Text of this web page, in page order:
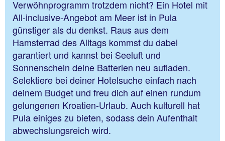
Verwöhnprogramm trotzdem nicht? Ein Hotel mit
All-inclusive-Angebot am Meer ist in Pula
günstiger als du denkst. Raus aus dem
Hamsterrad des Alltags kommst du dabei
garantiert und kannst bei Seeluft und
Sonnenschein deine Batterien neu aufladen.
Selektiere bei deiner Hotelsuche einfach nach
deinem Budget und freu dich auf einen rundum
gelungenen Kroatien-Urlaub. Auch kulturell hat
Pula einiges zu bieten, sodass dein Aufenthalt
abwechslungsreich wird.